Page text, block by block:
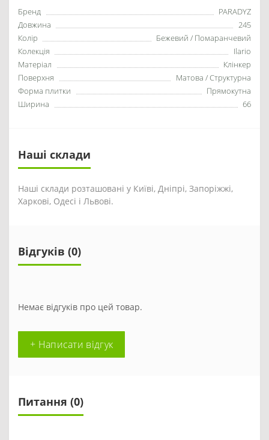
Бренд
PARADYZ
Довжина
245
Колір
Бежевий / Помаранчевий
Колекція
Ilario
Матеріал
Клінкер
Поверхня
Матова / Структурна
Форма плитки
Прямокутна
Ширина
66
Наші склади
Наші склади розташовані у Київі, Дніпрі, Запоріжжі,
Харкові, Одесі і Львові.
Відгуків (0)
Немає відгуків про цей товар.
+ Написати відгук
Питання (0)